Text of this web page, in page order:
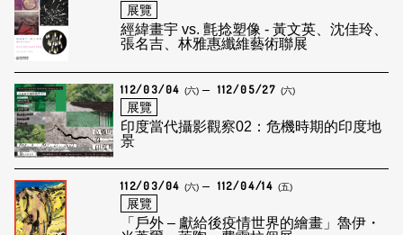
展覽
經緯畫宇 vs. 氈捻塑像 - 黃文英、沈佳玲、
張名吉、林雅惠纖維藝術聯展
112/03/04 (六) 112/05/27 (六)
展覽
印度當代攝影觀察02：危機時期的印度地
景
112/03/04 (六) 112/04/14 (五)
展覽
「戶外 – 獻給後疫情世界的繪畫」魯伊・